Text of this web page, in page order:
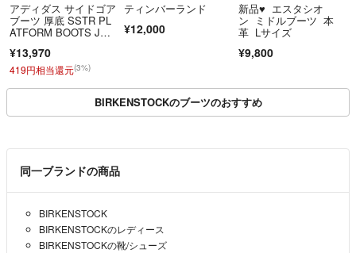
アディダス サイドゴア
ブーツ 厚底 SSTR PL
ATFORM BOOTS JQ6
4.0 adidas
¥13,970
419円相当還元(3%)
ティンバーランド
¥12,000
新品♥ エスタシオ
ン ミドルブーツ 本
革 Lサイズ
¥9,800
BIRKENSTOCKのブーツのおすすめ
同一ブランドの商品
BIRKENSTOCK
BIRKENSTOCKのレディース
BIRKENSTOCKの靴/シューズ